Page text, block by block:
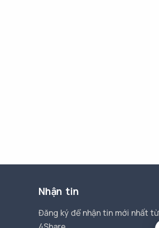
Nhận tin
Đăng ký để nhận tin mới nhất từ